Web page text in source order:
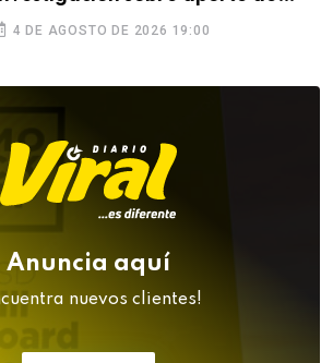
a la Independencia
4 DE AGOSTO DE 2026 19:00
Anuncia aquí
nuevos clientes!